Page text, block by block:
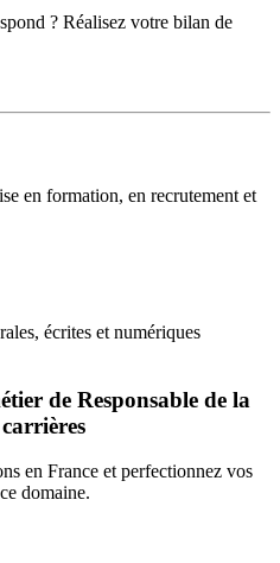
? Réalisez votre bilan de
en formation, en recrutement et
écrites et numériques
de Responsable de la
en France et perfectionnez vos
domaine.